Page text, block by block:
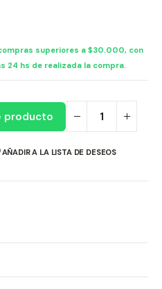
compras superiores a $30.000, con
24 hs de realizada la compra.
producto
AÑADIR A LA LISTA DE DESEOS